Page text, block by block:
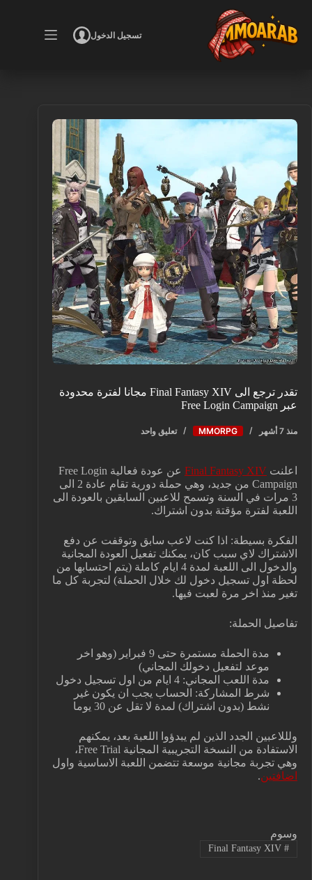
المحتوى
تسجيل الدخول
تقدر ترجع الى Final Fantasy XIV مجانا لفترة محدودة
عبر Free Login Campaign
منذ 7 أشهر MMORPG تعليق واحد
اعلنت Final Fantasy XIV
عن عودة فعالية Free Login
Campaign من جديد، وهي حملة دورية تقام عادة 2 الى
3 مرات في السنة وتسمح للاعبين السابقين بالعودة الى
اللعبة لفترة مؤقتة بدون اشتراك.
الفكرة بسيطة: اذا كنت لاعب سابق وتوقفت عن دفع
الاشتراك لاي سبب كان، يمكنك تفعيل العودة المجانية
والدخول الى اللعبة لمدة 4 ايام كاملة (يتم احتسابها من
لحظة اول تسجيل دخول لك خلال الحملة) لتجربة كل ما
تغير منذ اخر مرة لعبت فيها.
تفاصيل الحملة:
مدة الحملة مستمرة حتى 9 فبراير (وهو اخر
موعد لتفعيل دخولك المجاني)
مدة اللعب المجاني: 4 ايام من اول تسجيل دخول
شرط المشاركة: الحساب يجب ان يكون غير
نشط (بدون اشتراك) لمدة لا تقل عن 30 يوما
ولللاعبين الجدد الذين لم يبدؤوا اللعبة بعد، يمكنهم
الاستفادة من النسخة التجريبية المجانية Free Trial،
وهي تجربة مجانية موسعة تتضمن اللعبة الاساسية واول
اضافتين.
وسوم
#
Final Fantasy XIV